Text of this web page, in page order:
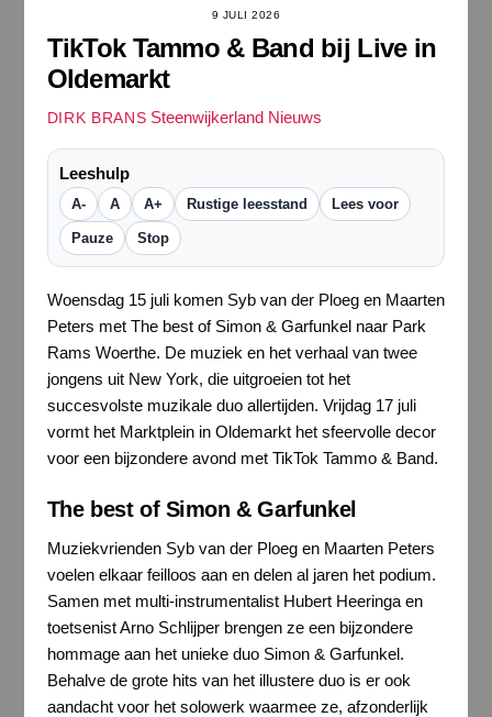
9 JULI 2026
TikTok Tammo & Band bij Live in
Oldemarkt
DIRK BRANS Steenwijkerland Nieuws
Leeshulp
A- A A+ Rustige leesstand Lees voor
Pauze Stop
Woensdag 15 juli komen Syb van der Ploeg en Maarten
Peters met The best of Simon & Garfunkel naar Park
Rams Woerthe. De muziek en het verhaal van twee
jongens uit New York, die uitgroeien tot het
succesvolste muzikale duo allertijden. Vrijdag 17 juli
vormt het Marktplein in Oldemarkt het sfeervolle decor
voor een bijzondere avond met TikTok Tammo & Band.
The best of Simon & Garfunkel
Muziekvrienden Syb van der Ploeg en Maarten Peters
voelen elkaar feilloos aan en delen al jaren het podium.
Samen met multi-instrumentalist Hubert Heeringa en
toetsenist Arno Schlijper brengen ze een bijzondere
hommage aan het unieke duo Simon & Garfunkel.
Behalve de grote hits van het illustere duo is er ook
aandacht voor het solowerk waarmee ze, afzonderlijk